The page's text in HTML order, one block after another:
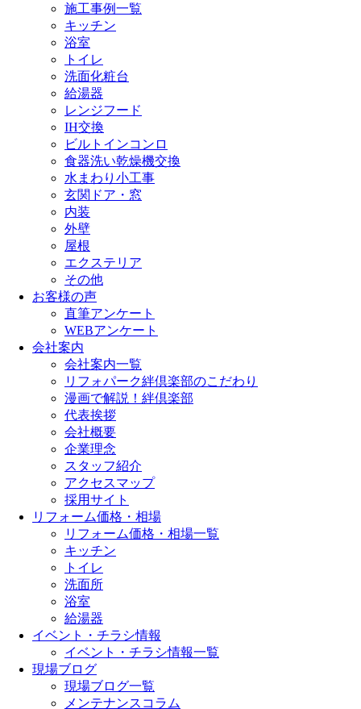
施工事例一覧
キッチン
浴室
トイレ
洗面化粧台
給湯器
レンジフード
IH交換
ビルトインコンロ
食器洗い乾燥機交換
水まわり小工事
玄関ドア・窓
内装
外壁
屋根
エクステリア
その他
お客様の声
直筆アンケート
WEBアンケート
会社案内
会社案内一覧
リフォパーク絆倶楽部のこだわり
漫画で解説！絆倶楽部
代表挨拶
会社概要
企業理念
スタッフ紹介
アクセスマップ
採用サイト
リフォーム価格・相場
リフォーム価格・相場一覧
キッチン
トイレ
洗面所
浴室
給湯器
イベント・チラシ情報
イベント・チラシ情報一覧
現場ブログ
現場ブログ一覧
メンテナンスコラム